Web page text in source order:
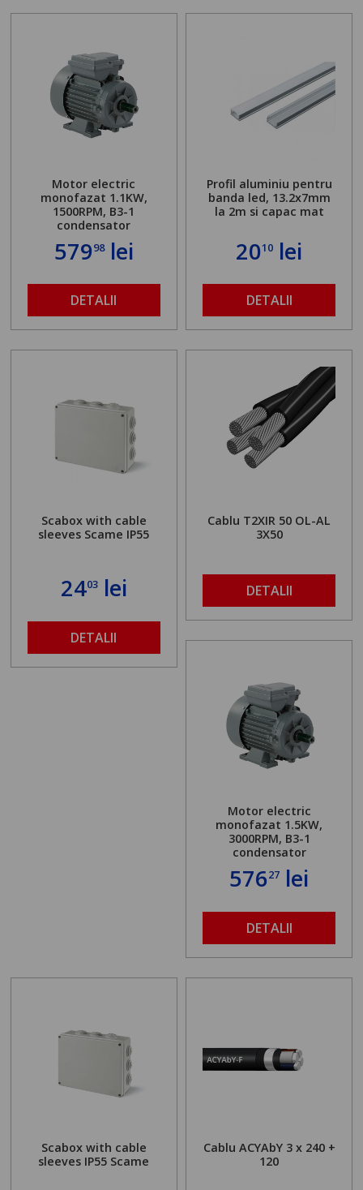
Motor electric
monofazat 1.1KW,
1500RPM, B3-1
condensator
57998lei
DETALII
Profil aluminiu pentru
banda led, 13.2x7mm
la 2m si capac mat
2010 lei
DETALII
Scabox with cable
sleeves Scame IP55
2403lei
DETALII
Cablu T2XIR 50 OL-AL
3X50
DETALII
Motor electric
monofazat 1.5KW,
3000RPM, B3-1
condensator
57627 lei
DETALII
Scabox with cable
sleeves IP55 Scame
Cablu ACYAbY 3 x 240 +
120